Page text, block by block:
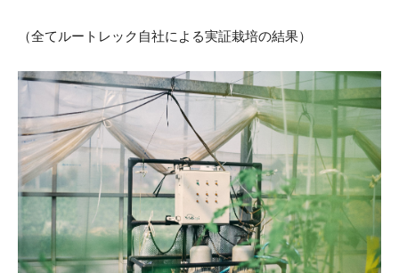
（全てルートレック自社による実証栽培の結果）